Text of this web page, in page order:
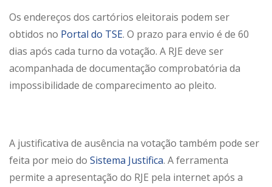
Os endereços dos cartórios eleitorais podem ser
obtidos no Portal do TSE. O prazo para envio é de 60
dias após cada turno da votação. A RJE deve ser
acompanhada de documentação comprobatória da
impossibilidade de comparecimento ao pleito.
A justificativa de ausência na votação também pode ser
feita por meio do Sistema Justifica. A ferramenta
permite a apresentação do RJE pela internet após a